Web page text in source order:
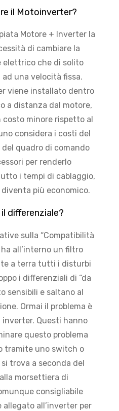
il Motoinverter?
Motore + Inverter la
di cambiare la
elettrico che di solito
una velocità fissa.
viene installato dentro
a distanza dal motore,
minore rispetto al
considera i costi del
del quadro di comando
per renderlo
i tempi di cablaggio,
più economico.
differenziale?
sulla “Compatibilità
all’interno un filtro
a terra tutti i disturbi
i differenziali di “da
sensibili e saltano al
Ormai il problema è
Questi hanno
questo problema
tramite uno switch o
trova a seconda del
morsettiera di
consigliabile
all’inverter per